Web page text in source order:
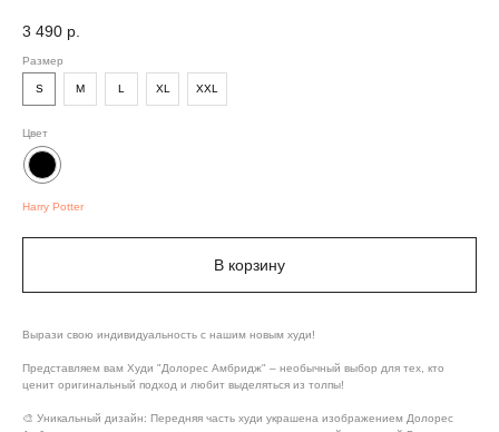
3 490 р.
Размер
S M L XL XXL
Цвет
Harry Potter
В корзину
Вырази свою индивидуальность с нашим новым худи!
Представляем вам Худи "Долорес Амбридж" – необычный выбор для тех, кто
ценит оригинальный подход и любит выделяться из толпы!
🎨 Уникальный дизайн: Передняя часть худи украшена изображением Долорес